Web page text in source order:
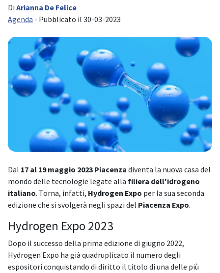
Di Arianna De Felice
Agenda - Pubblicato il 30-03-2023
Dal 17 al 19 maggio 2023 Piacenza diventa la nuova casa del
mondo delle tecnologie legate alla filiera dell'idrogeno
italiano. Torna, infatti, Hydrogen Expo per la sua seconda
edizione che si svolgerà negli spazi del Piacenza Expo.
Hydrogen Expo 2023
Dopo il successo della prima edizione di giugno 2022,
Hydrogen Expo ha già quadruplicato il numero degli
espositori conquistando di diritto il titolo di una delle più